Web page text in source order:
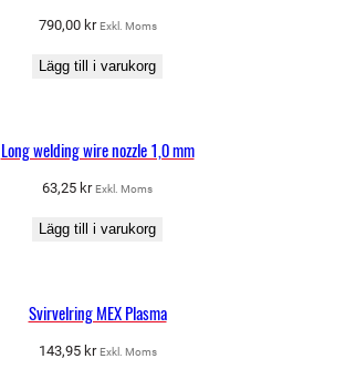
790,00 kr Exkl. Moms
Lägg till i varukorg
Long welding wire nozzle 1,0 mm
63,25 kr Exkl. Moms
Lägg till i varukorg
Svirvelring MEX Plasma
143,95 kr Exkl. Moms